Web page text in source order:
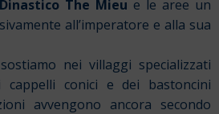
The Mieu e le aree un
all’imperatore e alla sua
nei villaggi specializzati
cappelli conici e dei bastoncini
avvengono ancora secondo